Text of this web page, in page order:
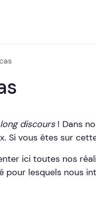
discours ! Dans
Si vous êtes sur
ici toutes nos
lesquels nous